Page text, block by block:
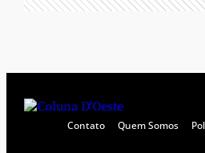
Contato Quem Somos